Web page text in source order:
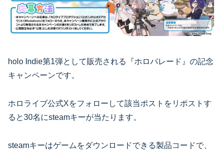
holo Indie第1弾として販売される『ホロパレード』の記念
キャンペーンです。
ホロライブ公式Xをフォローして該当ポストをリポストす
ると30名にsteamキーが当たります。
steamキーはゲームをダウンロードできる製品コードで、